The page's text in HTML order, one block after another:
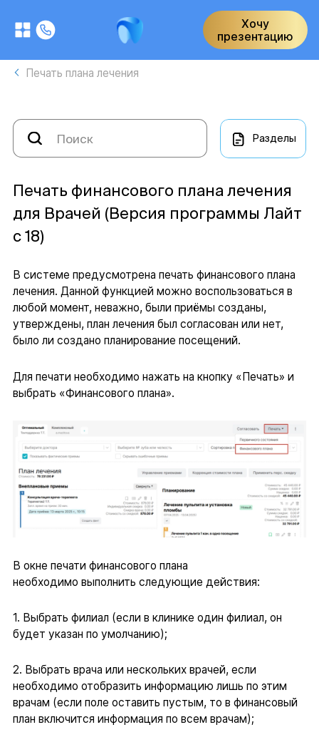
Хочу
презентацию
Печать плана лечения
Разделы
Печать финансового плана лечения
для Врачей (Версия программы Лайт
с 18)
В системе предусмотрена печать финансового плана
лечения. Данной функцией можно воспользоваться в
любой момент, неважно, были приёмы созданы,
утверждены, план лечения был согласован или нет,
было ли создано планирование посещений.
Для печати необходимо нажать на кнопку «Печать» и
выбрать «Финансового плана».
В окне печати финансового плана
необходимо выполнить следующие действия:
1. Выбрать филиал (если в клинике один филиал, он
будет указан по умолчанию);
2. Выбрать врача или нескольких врачей, если
необходимо отобразить информацию лишь по этим
врачам (если поле оставить пустым, то в финансовый
план включится информация по всем врачам);